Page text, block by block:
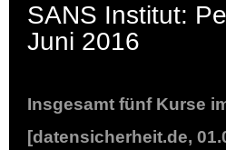
SANS Institut:
Juni 2016
Insgesamt fünf Kurse
[datensicherheit.de,